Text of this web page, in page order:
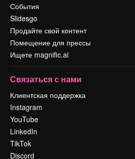
События
Slidesgo
Продайте свой контент
Помещение для прессы
Ищете magnific.ai
Связаться с нами
Клиентская поддержка
Instagram
YouTube
LinkedIn
TikTok
Discord